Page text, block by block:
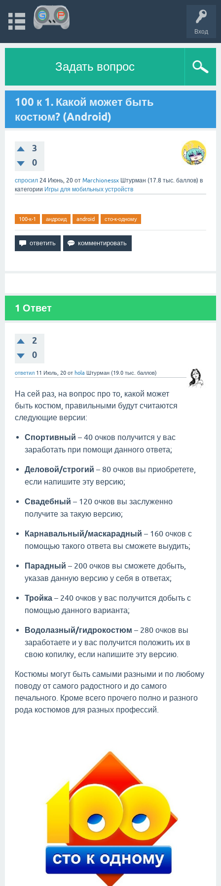
Вход
Задать вопрос
100 к 1. Какой может быть
костюм? (Android)
3
0
спросил 24 Июнь, 20 от Marchionessx Штурман (17.8 тыс. баллов) в
категории Игры для мобильных устройств
100-к-1 андроид android сто-к-одному
1 Ответ
2
0
ответил 11 Июль, 20 от hola Штурман (19.0 тыс. баллов)
На сей раз, на вопрос про то, какой может
быть костюм, правильными будут считаются
следующие версии:
Спортивный – 40 очков получится у вас
заработать при помощи данного ответа;
Деловой/строгий – 80 очков вы приобретете,
если напишите эту версию;
Свадебный – 120 очков вы заслуженно
получите за такую версию;
Карнавальный/маскарадный – 160 очков с
помощью такого ответа вы сможете выудить;
Парадный – 200 очков вы сможете добыть,
указав данную версию у себя в ответах;
Тройка – 240 очков у вас получится добыть с
помощью данного варианта;
Водолазный/гидрокостюм – 280 очков вы
заработаете и у вас получится положить их в
свою копилку, если напишите эту версию.
Костюмы могут быть самыми разными и по любому
поводу от самого радостного и до самого
печального. Кроме всего прочего полно и разного
рода костюмов для разных профессий.